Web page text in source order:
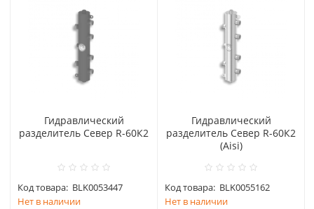
Гидравлический
разделитель Север R-60К2
Код товара: BLK0053447
Нет в наличии
Гидравлический
разделитель Север R-60К2
(Aisi)
Код товара: BLK0055162
Нет в наличии